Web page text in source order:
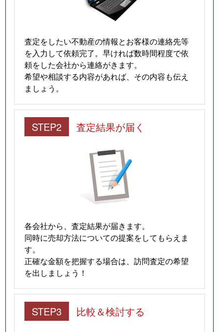
査定をしたい不動産の情報とお客様の連絡先等
を入力して依頼完了。早ければ数時間程度で依
頼をした会社から連絡がきます。
希望や相談する内容があれば、その内容も伝え
ましょう。
STEP2 査定結果が届く
各会社から、査定結果が届きます。
同時に売却方法についての提案をしてもらえま
す。
正確な金額を把握する場合は、訪問査定の希望
を出しましょう！
STEP3 比較＆検討する